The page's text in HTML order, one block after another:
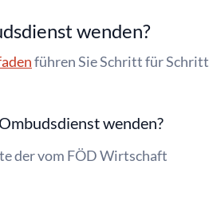
wenden?
führen Sie Schritt für Schritt
wenden?
der vom FÖD Wirtschaft